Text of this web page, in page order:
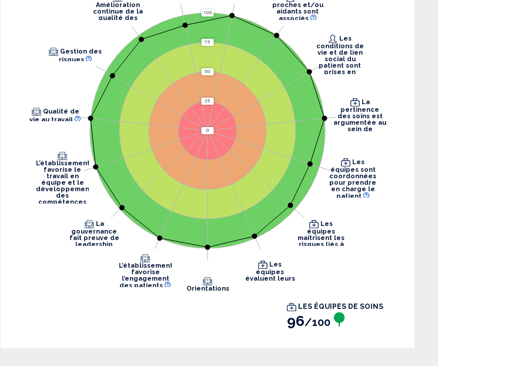
LES ÉQUIPES DE SOINS
96/100
proches et/ou
aidants sont
associés
conditions de
vie et de lien
social du
patient sont
prises en
La
pertinence
des soins est
argumentée au
sein de
équipes sont
coordonnées
pour prendre
en charge le
patient
équipes
maîtrisent les
risques liés à
équipes
évaluent leurs
Orientations
L’établissement
favorise
l’engagement
des patients
La
gouvernance
fait preuve de
leadership
L’établissement
favorise le
travail en
équipe et le
développement
des
compétences
Qualité de
vie au travail
risques
Amélioration
continue de la
qualité des
100
75
50
25
0